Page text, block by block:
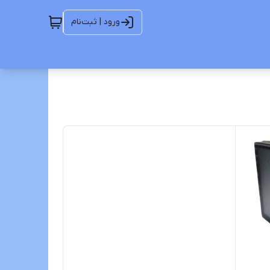
ورود | ثبت‌نام